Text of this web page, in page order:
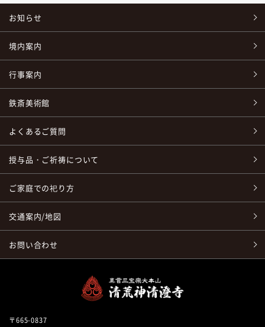
お知らせ
境内案内
行事案内
鉄斎美術館
よくあるご質問
授与品・ご祈祷について
ご家庭での祀り方
交通案内/地図
お問い合わせ
〒665-0837